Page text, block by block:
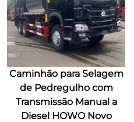
Caminhão para Selagem
de Pedregulho com
Transmissão Manual a
Diesel HOWO Novo